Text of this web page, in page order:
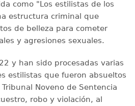
como "Los estilistas de los
estructura criminal que
de belleza para cometer
y agresiones sexuales.
y han sido procesadas varias
estilistas que fueron absueltos
Noveno de Sentencia
robo y violación, al